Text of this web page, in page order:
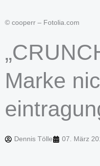
© cooperr – Fotolia.com
Marke
Dennis Tölle 07. März